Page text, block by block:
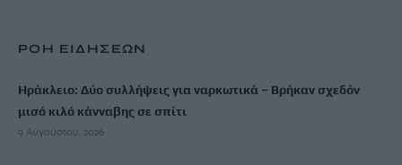
ΡΟΗ ΕΙΔΗΣΕΩΝ
Ηράκλειο: Δύο συλλήψεις για ναρκωτικά – Βρήκαν σχεδόν
μισό κιλό κάνναβης σε σπίτι
9 Αυγούστου, 2026